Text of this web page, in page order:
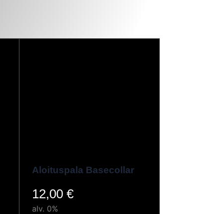
Aloituspala Basecollar
12,00 €
alv. 0%